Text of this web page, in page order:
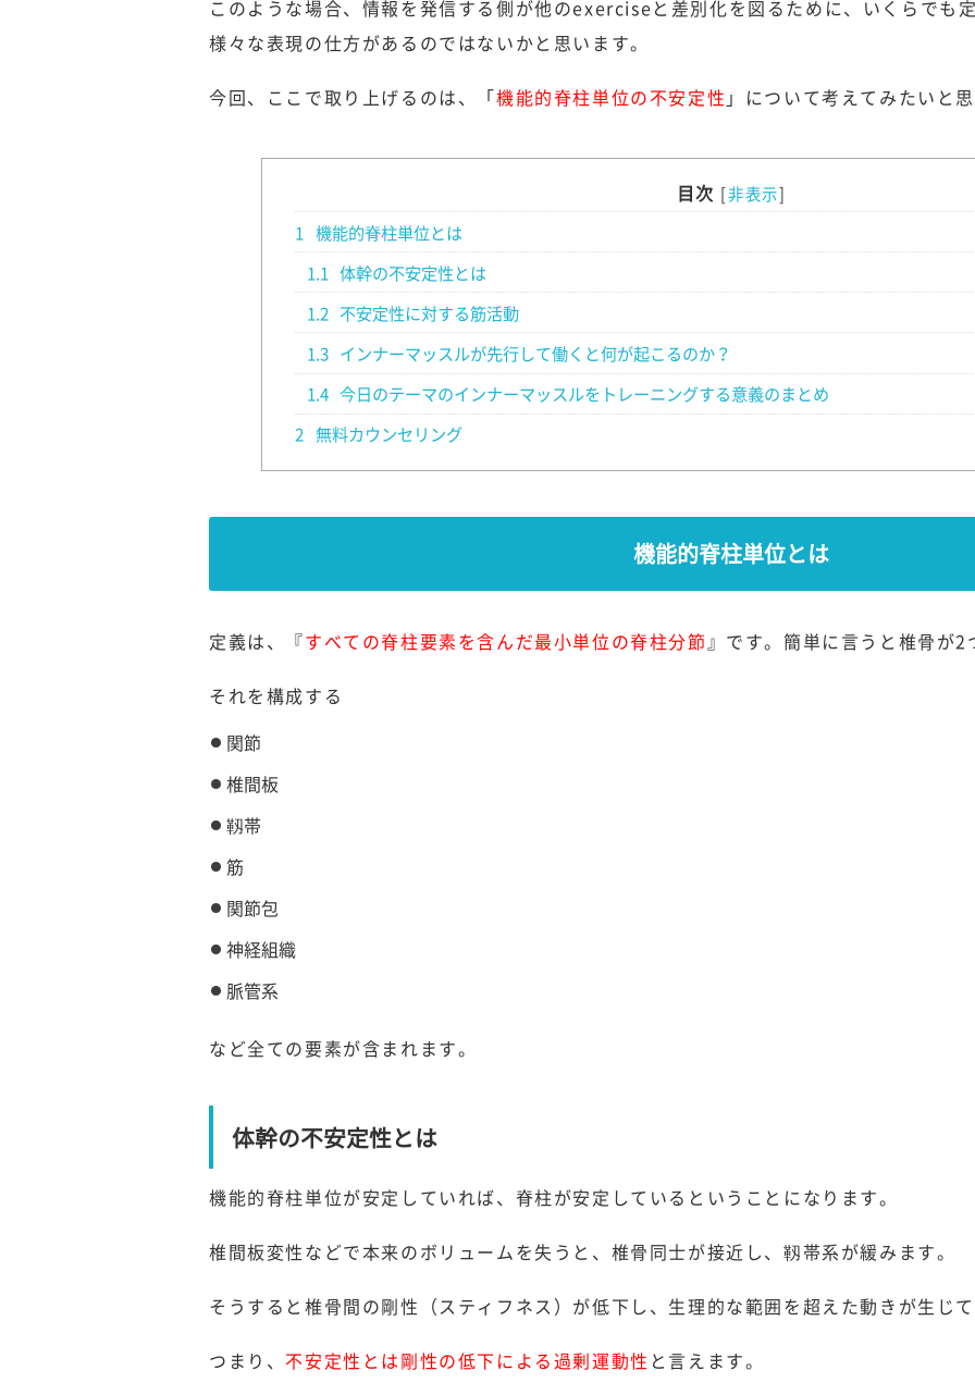
このような場合、情報を発信する側が他のexerciseと差別化を図るために、いくらでも
様々な表現の仕方があるのではないかと思います。
今回、ここで取り上げるのは、「機能的脊柱単位の不安定性 」について考えてみたいと思
目次 [非表示]
1 機能的脊柱単位とは
1.1 体幹の不安定性とは
1.2 不安定性に対する筋活動
1.3 インナーマッスルが先行して働くと何が起こるのか？
1.4 今日のテーマのインナーマッスルをトレーニングする意義のまとめ
2 無料カウンセリング
機能的脊柱単位とは
定義は、『すべての脊柱要素を含んだ最小単位の脊柱分節』です。簡単に言うと椎骨が2
それを構成する
関節
椎間板
靱帯
筋
関節包
神経組織
脈管系
など全ての要素が含まれます。
体幹の不安定性とは
機能的脊柱単位が安定していれば、脊柱が安定しているということになります。
椎間板変性などで本来のボリュームを失うと、椎骨同士が接近し、靱帯系が緩みます。
そうすると椎骨間の剛性（スティフネス）が低下し、生理的な範囲を超えた動きが生じて
つまり、 不安定性とは剛性の低下による過剰運動性 と言えます。